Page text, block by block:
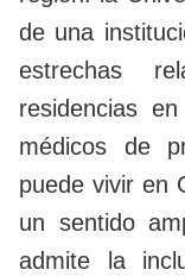
de una
estrechas
residencias
médicos de
puede vivir en
un sentido
admite la